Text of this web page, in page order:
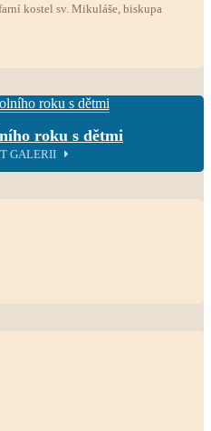
kostel sv. Mikuláše, biskupa
roku s dětmi
GALERII